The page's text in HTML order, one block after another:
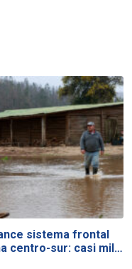
sistema frontal
centro-sur: casi mil…